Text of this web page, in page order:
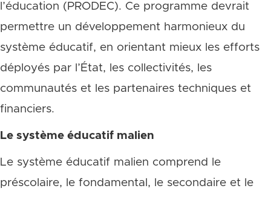
l’éducation (PRODEC). Ce programme devrait
permettre un développement harmonieux du
système éducatif, en orientant mieux les efforts
déployés par l’État, les collectivités, les
communautés et les partenaires techniques et
financiers.
Le système éducatif malien
Le système éducatif malien comprend le
préscolaire, le fondamental, le secondaire et le